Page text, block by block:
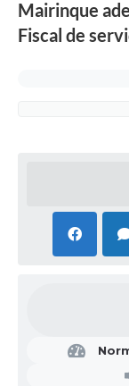
Mairinque
Fiscal de